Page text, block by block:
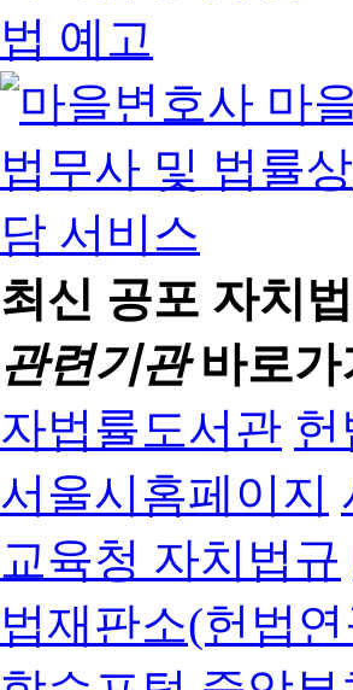
최신 공포 자치
관련기관바로가
자법률도서관
서울시홈페이지
교육청 자치법규
법재판소(헌법